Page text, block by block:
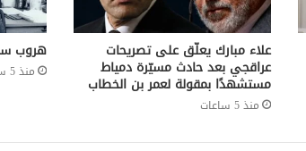
علاء مبارك يعلّق على تصريحات
عراقجي بعد حادث مسيّرة دمياط
مستشهدًا بمقولة لعمر بن الخطاب
منذ 5 ساعات
هروب
منذ 5 ساعات